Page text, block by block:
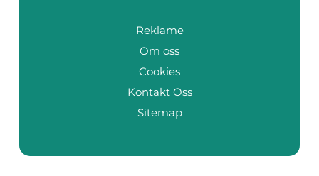
Reklame
Om oss
Cookies
Kontakt Oss
Sitemap